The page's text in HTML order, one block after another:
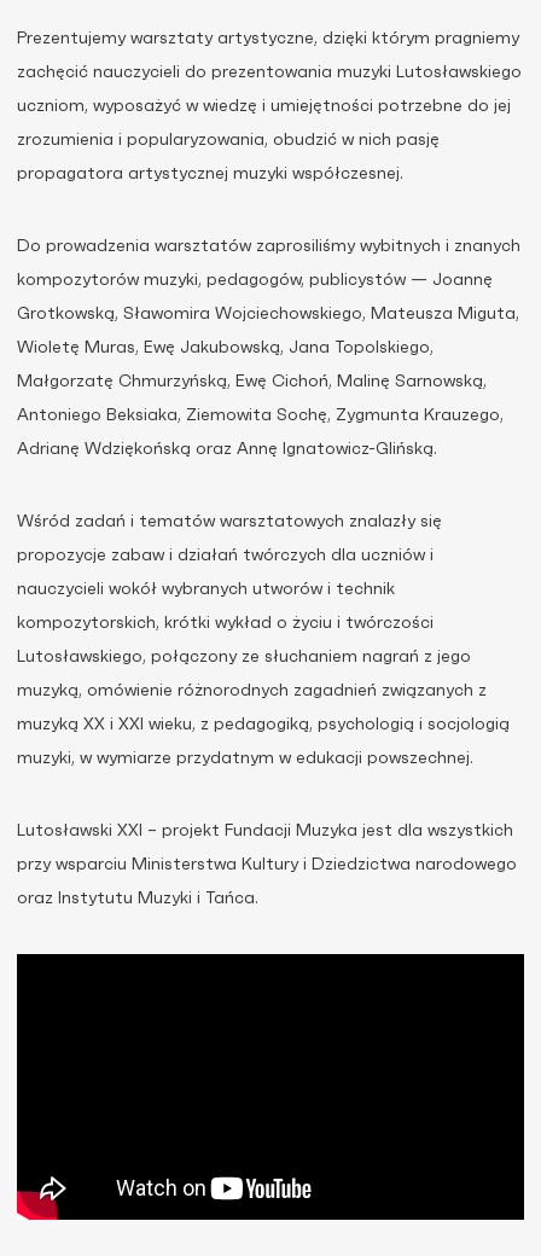
Prezentujemy warsztaty artystyczne, dzięki którym pragniemy
zachęcić nauczycieli do prezentowania muzyki Lutosławskiego
uczniom, wyposażyć w wiedzę i umiejętności potrzebne do jej
zrozumienia i popularyzowania, obudzić w nich pasję
propagatora artystycznej muzyki współczesnej.
Do prowadzenia warsztatów zaprosiliśmy wybitnych i znanych
kompozytorów muzyki, pedagogów, publicystów — Joannę
Grotkowską, Sławomira Wojciechowskiego, Mateusza Miguta,
Wioletę Muras, Ewę Jakubowską, Jana Topolskiego,
Małgorzatę Chmurzyńską, Ewę Cichoń, Malinę Sarnowską,
Antoniego Beksiaka, Ziemowita Sochę, Zygmunta Krauzego,
Adrianę Wdziękońską oraz Annę Ignatowicz-Glińską.
Wśród zadań i tematów warsztatowych znalazły się
propozycje zabaw i działań twórczych dla uczniów i
nauczycieli wokół wybranych utworów i technik
kompozytorskich, krótki wykład o życiu i twórczości
Lutosławskiego, połączony ze słuchaniem nagrań z jego
muzyką, omówienie różnorodnych zagadnień związanych z
muzyką XX i XXI wieku, z pedagogiką, psychologią i socjologią
muzyki, w wymiarze przydatnym w edukacji powszechnej.
Lutosławski XXI – projekt Fundacji Muzyka jest dla wszystkich
przy wsparciu Ministerstwa Kultury i Dziedzictwa narodowego
oraz Instytutu Muzyki i Tańca.